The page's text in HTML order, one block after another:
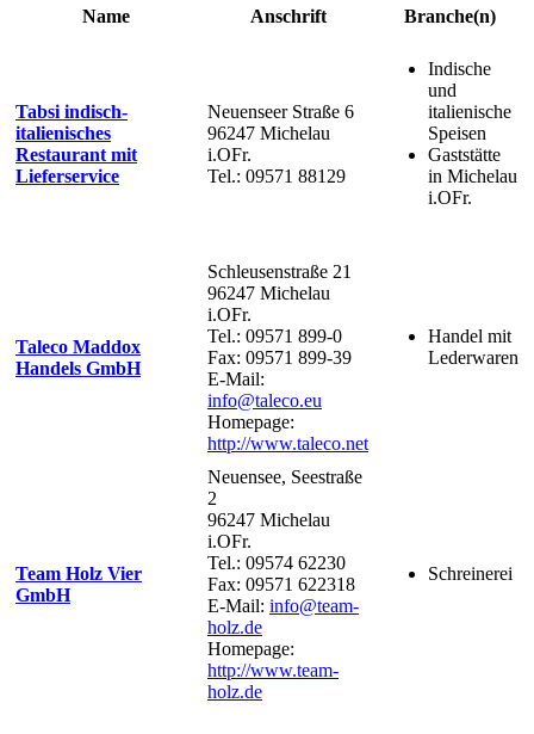
Name Anschrift Branche(n)
Tabsi indisch-
italienisches
Restaurant mit
Lieferservice
Neuenseer Straße 6
96247 Michelau
i.OFr.
Tel.: 09571 88129
Indische
und
italienische
Speisen
Gaststätte
in Michelau
i.OFr.
Taleco Maddox
Handels GmbH
Schleusenstraße 21
96247 Michelau
i.OFr.
Tel.: 09571 899-0
Fax: 09571 899-39
E-Mail:
info@taleco.eu
Homepage:
http://www.taleco.net
Handel mit
Lederwaren
Team Holz Vier
GmbH
Neuensee, Seestraße
2
96247 Michelau
i.OFr.
Tel.: 09574 62230
Fax: 09571 622318
E-Mail: info@team-
holz.de
Homepage:
http://www.team-
holz.de
Schreinerei